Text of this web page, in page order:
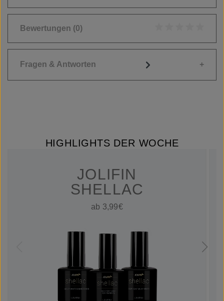
Bewertungen (0)
Fragen & Antworten
HIGHLIGHTS DER WOCHE
JOLIFIN
SHELLAC
ab 3,99€